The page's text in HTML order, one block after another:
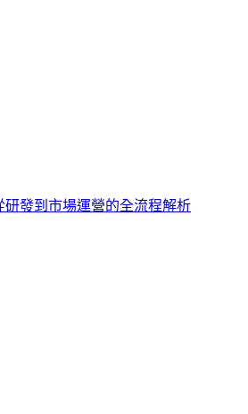
研發到市場運營的全流程解析